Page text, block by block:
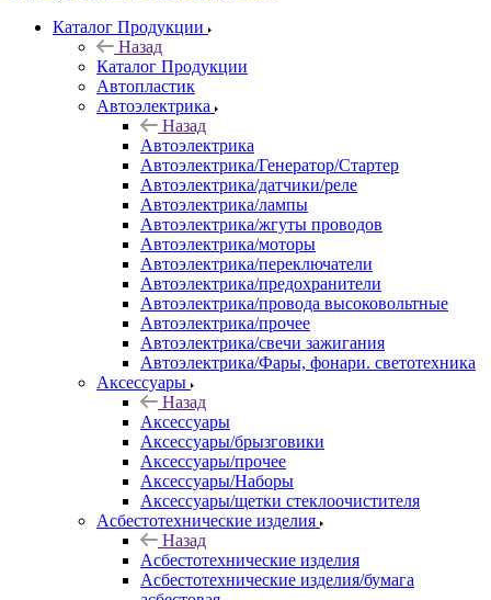
Каталог Продукции
Назад
Каталог Продукции
Автопластик
Автоэлектрика
Назад
Автоэлектрика
Автоэлектрика/Генератор/Стартер
Автоэлектрика/датчики/реле
Автоэлектрика/лампы
Автоэлектрика/жгуты проводов
Автоэлектрика/моторы
Автоэлектрика/переключатели
Автоэлектрика/предохранители
Автоэлектрика/провода высоковольтные
Автоэлектрика/прочее
Автоэлектрика/свечи зажигания
Автоэлектрика/Фары, фонари. светотехника
Аксессуары
Назад
Аксессуары
Аксессуары/брызговики
Аксессуары/прочее
Аксессуары/Наборы
Аксессуары/щетки стеклоочистителя
Асбестотехнические изделия
Назад
Асбестотехнические изделия
Асбестотехнические изделия/бумага